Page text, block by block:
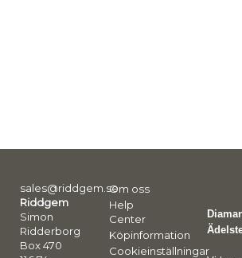
sales@riddgem.se
Riddgem
Simon
Ridderborg
Box 470
Om oss
Help
Center
Köpinformation
Cookieinställningar